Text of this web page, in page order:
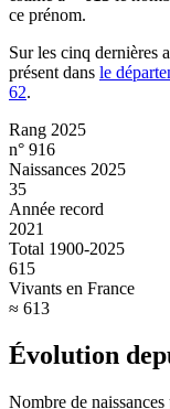
ce prénom.
Sur les cinq dernières
présent dans le
62.
Rang 2025
n° 916
Naissances 2025
35
Année record
2021
Total 1900-2025
615
Vivants en France
≈ 613
Évolution
Nombre de